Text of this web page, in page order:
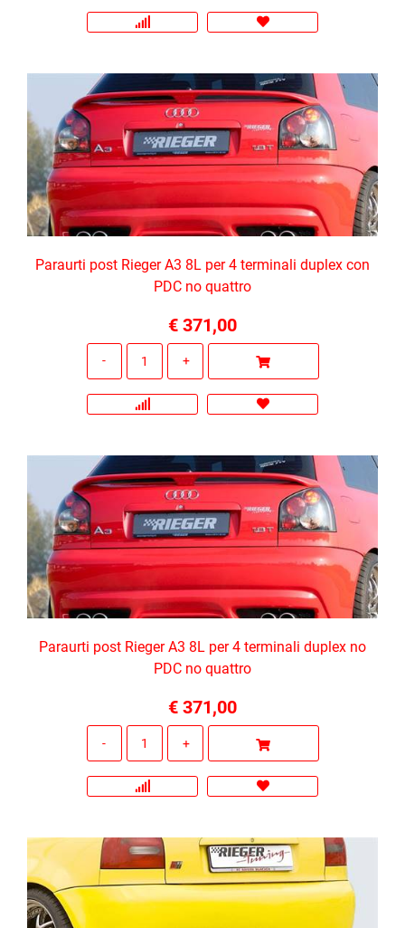
Paraurti post Rieger A3 8L per 4 terminali duplex con
PDC no quattro
€ 371,00
Paraurti post Rieger A3 8L per 4 terminali duplex no
PDC no quattro
€ 371,00